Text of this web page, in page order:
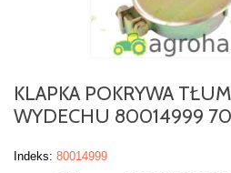
KLAPKA POKRYWA
WYDECHU 80014999
Indeks: 80014999